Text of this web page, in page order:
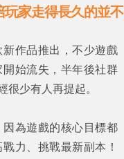
家走得長久的並不
作品推出，不少遊戲
開始流失，半年後社群
很少有人再提起。
為遊戲的核心目標都
力、挑戰最新副本！